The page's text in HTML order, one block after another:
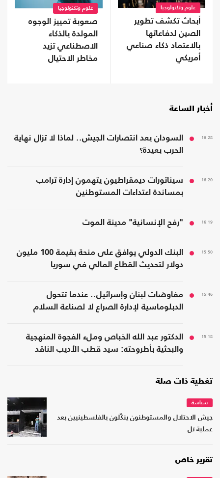
علوم وتكنولوجيا
أبحاث تكشف تطوير
الصين لدفاعاتها
بالاعتماد ذكاء صناعي
أمريكي
علوم وتكنولوجيا
صعوبة تمييز الوجوه
المولدة بالذكاء
الاصطناعي تزيد
مخاطر الاحتيال
أخبار الساعة
16:28
السودان بعد انتصارات الجيش.. لماذا لا تزال نهاية
الحرب بعيدة؟
16:20
سيناتورات ديمقراطيون يتهمون إدارة ترامب
بمساندة اعتداءات المستوطنين
16:19 "رفح الإنسانية" مدينة الموت
15:50
البنك الدولي يوافق على منحة بقيمة 100 مليون
دولار لتحديث القطاع المالي في سوريا
15:46
مفاوضات لبنان وإسرائيل.. عندما تتحول
الدبلوماسية لإدارة الصراع لا لصناعة السلام
15:18
الدكتور عبد الله الخباص وملء الفجوة المنهجية
والبحثية بأطروحته: سيد قطب الأديب الناقد
تغطية ذات صلة
سياسة
جيش الاحتلال والمستوطنون ينكّلون بالفلسطينيين بعد
عملية تل
تقرير خاص